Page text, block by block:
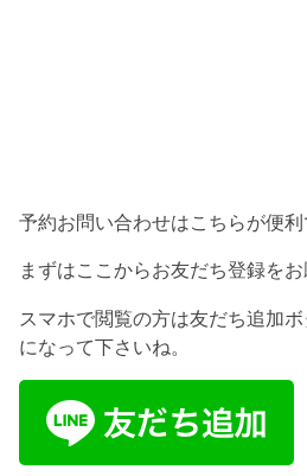
予約お問い合わせはこちらが便利
まずはここからお友だち登録をお
スマホで閲覧の方は友だち追加
になって下さいね。